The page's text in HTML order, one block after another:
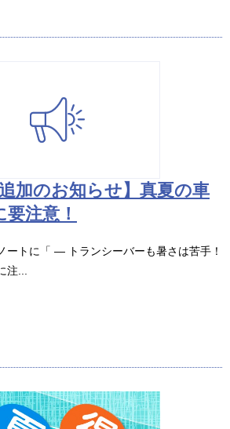
加のお知らせ】真夏の車
注意！
ートに「 ― トランシーバーも暑さは苦手！
...